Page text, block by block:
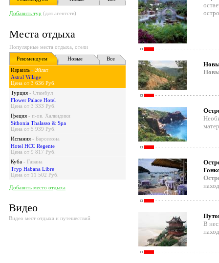
Добавить тур (для агентств)
Места отдыха
Популярные места отдыха, отели
Рекомендуем
Новые
Все
Израиль - Эйлат
Astral Village
Цена от 3 636 Руб.
Турция - Стамбул
Flower Palace Hotel
Цена от 3 333 Руб.
Греция - п-ов. Халкидики
Sithonia Thalasso & Spa
Цена от 5 939 Руб.
Испания - Барселона
Hotel HCC Regente
Цена от 9 817 Руб.
Куба - Гавана
Tryp Habana Libre
Цена от 11 502 Руб.
Добавить место отдыха
Видео
Видео мест отдыха и путешествий
В